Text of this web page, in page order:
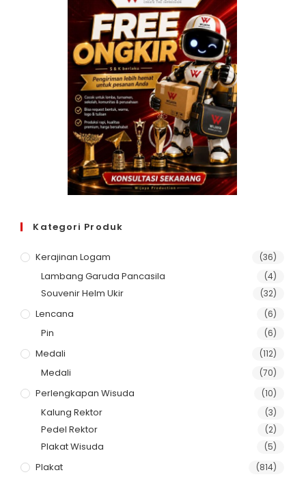
Kategori Produk
Kerajinan Logam (36)
Lambang Garuda Pancasila (4)
Souvenir Helm Ukir (32)
Lencana (6)
Pin (6)
Medali (112)
Medali (70)
Perlengkapan Wisuda (10)
Kalung Rektor (3)
Pedel Rektor (2)
Plakat Wisuda (5)
Plakat (814)